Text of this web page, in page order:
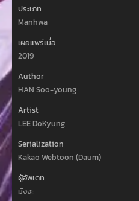
ประเภท
Manhwa
เผยแพร่เมื่อ
2019
Author
HAN Soo-young
Artist
LEE DoKyung
Serialization
Kakao Webtoon (Daum)
ผู้อัพเดท
มังงะ